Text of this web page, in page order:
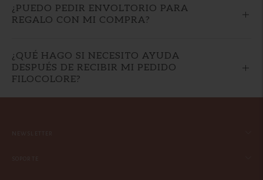
¿PUEDO PEDIR ENVOLTORIO PARA
REGALO CON MI COMPRA?
¿QUÉ HAGO SI NECESITO AYUDA
DESPUÉS DE RECIBIR MI PEDIDO
FILOCOLORE?